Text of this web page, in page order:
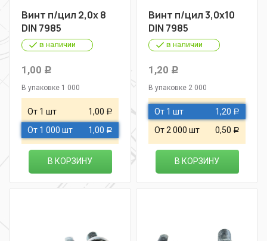
Винт п/цил 2,0х 8
DIN 7985
в наличии
1,00 Р
В упаковке 1 000
От 1 шт 1,00 Р
От 1 000 шт 1,00 Р
В КОРЗИНУ
Винт п/цил 3,0х10
DIN 7985
в наличии
1,20 Р
В упаковке 2 000
От 1 шт 1,20 Р
От 2 000 шт 0,50 Р
В КОРЗИНУ